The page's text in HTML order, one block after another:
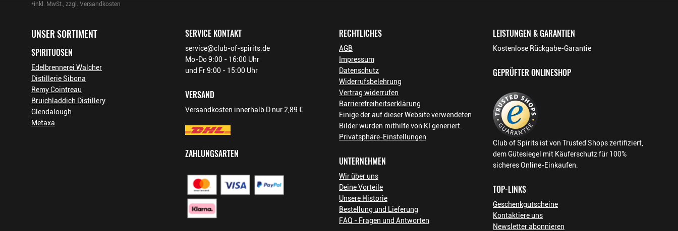
*inkl. MwSt., zzgl. Versandkosten
UNSER SORTIMENT
SPIRITUOSEN
Edelbrennerei Walcher
Distillerie Sibona
Remy Cointreau
Bruichladdich Distillery
Glendalough
Metaxa
SERVICE KONTAKT
service@club-of-spirits.de
Mo-Do 9:00 - 16:00 Uhr
und Fr 9:00 - 15:00 Uhr
VERSAND
Versandkosten innerhalb D nur 2,89 €
ZAHLUNGSARTEN
RECHTLICHES
AGB
Impressum
Datenschutz
Widerrufsbelehrung
Vertrag widerrufen
Barrierefreiheitserklärung
Einige der auf dieser Website verwendeten
Bilder wurden mithilfe von KI generiert.
Privatsphäre-Einstellungen
UNTERNEHMEN
Wir über uns
Deine Vorteile
Unsere Historie
Bestellung und Lieferung
FAQ - Fragen und Antworten
LEISTUNGEN & GARANTIEN
Kostenlose Rückgabe-Garantie
GEPRÜFTER ONLINESHOP
Club of Spirits ist von Trusted Shops zertifiziert,
dem Gütesiegel mit Käuferschutz für 100%
sicheres Online-Einkaufen.
TOP-LINKS
Geschenkgutscheine
Kontaktiere uns
Newsletter abonnieren